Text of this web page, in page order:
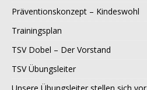
Präventionskonzept – Kindeswohl
Trainingsplan
TSV Dobel – Der Vorstand
TSV Übungsleiter
Unsere Übungsleiter stellen sich vor